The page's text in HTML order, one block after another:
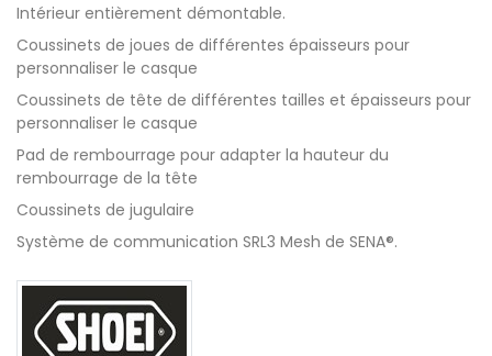
Intérieur entièrement démontable.
Coussinets de joues de différentes épaisseurs pour
personnaliser le casque
Coussinets de tête de différentes tailles et épaisseurs pour
personnaliser le casque
Pad de rembourrage pour adapter la hauteur du
rembourrage de la tête
Coussinets de jugulaire
Système de communication SRL3 Mesh de SENA®.